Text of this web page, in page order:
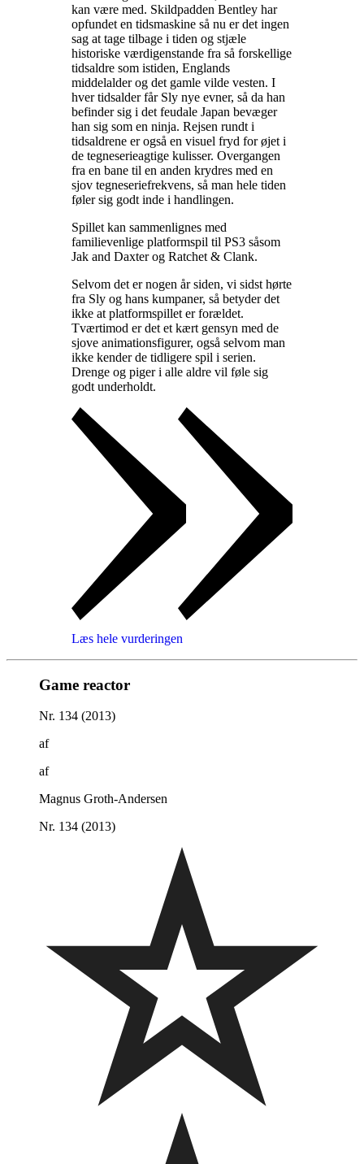
kan være med. Skildpadden Bentley har
opfundet en tidsmaskine så nu er det ingen
sag at tage tilbage i tiden og stjæle
historiske værdigenstande fra så forskellige
tidsaldre som istiden, Englands
middelalder og det gamle vilde vesten. I
hver tidsalder får Sly nye evner, så da han
befinder sig i det feudale Japan bevæger
han sig som en ninja. Rejsen rundt i
tidsaldrene er også en visuel fryd for øjet i
de tegneserieagtige kulisser. Overgangen
fra en bane til en anden krydres med en
sjov tegneseriefrekvens, så man hele tiden
føler sig godt inde i handlingen.
Spillet kan sammenlignes med
familievenlige platformspil til PS3 såsom
Jak and Daxter og Ratchet & Clank.
Selvom det er nogen år siden, vi sidst hørte
fra Sly og hans kumpaner, så betyder det
ikke at platformspillet er forældet.
Tværtimod er det et kært gensyn med de
sjove animationsfigurer, også selvom man
ikke kender de tidligere spil i serien.
Drenge og piger i alle aldre vil føle sig
godt underholdt.
Læs hele vurderingen
Game reactor
Nr. 134 (2013)
af
af
Magnus Groth-Andersen
Nr. 134 (2013)